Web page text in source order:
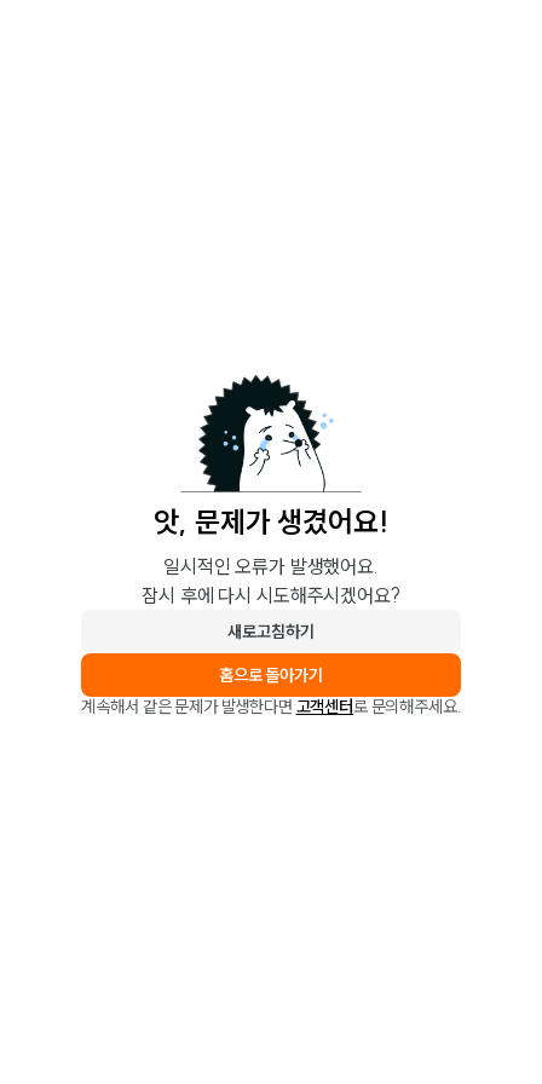
앗, 문제가 생겼어요!
일시적인 오류가 발생했어요.
잠시 후에 다시 시도해주시겠어요?
새로고침하기
홈으로 돌아가기
계속해서 같은 문제가 발생한다면 고객센터로 문의해주세요.